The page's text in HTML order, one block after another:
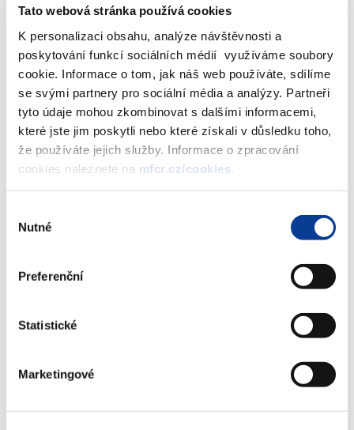
Tato webová stránka používá cookies
K personalizaci obsahu, analýze návštěvnosti a
poskytování funkcí sociálních médií využíváme soubory
cookie. Informace o tom, jak náš web používáte, sdílíme
se svými partnery pro sociální média a analýzy. Partneři
tyto údaje mohou zkombinovat s dalšími informacemi,
které jste jim poskytli nebo které získali v důsledku toho,
že používáte jejich služby. Informace o zpracování
cookies naleznete na mfcr.cz/cookies
souhlasu
Nutné
Preferenční
Statistické
Marketingové
místní či správní poplatky, poplatky za znečištění životního
prostředí a podobně.
Dokumenty ke stažení